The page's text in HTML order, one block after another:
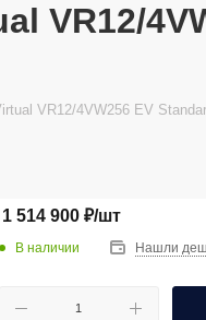
VR12/
VR12/4VW256 EV
1 514 900 ₽/шт
В наличии Нашли